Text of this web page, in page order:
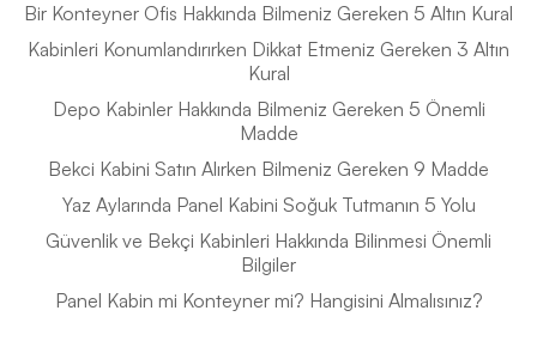
Bir Konteyner Ofis Hakkında Bilmeniz Gereken 5 Altın Kural
Kabinleri Konumlandırırken Dikkat Etmeniz Gereken 3 Altın
Kural
Depo Kabinler Hakkında Bilmeniz Gereken 5 Önemli
Madde
Bekci Kabini Satın Alırken Bilmeniz Gereken 9 Madde
Yaz Aylarında Panel Kabini Soğuk Tutmanın 5 Yolu
Güvenlik ve Bekçi Kabinleri Hakkında Bilinmesi Önemli
Bilgiler
Panel Kabin mi Konteyner mi? Hangisini Almalısınız?